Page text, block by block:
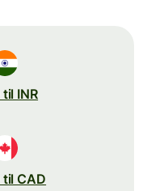
til INR
til CAD